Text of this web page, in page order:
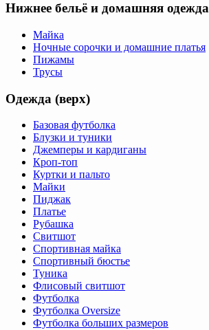
Нижнее бельё и домашняя одежда
Майка
Ночные сорочки и домашние платья
Пижамы
Трусы
Одежда (верх)
Базовая футболка
Блузки и туники
Джемперы и кардиганы
Кроп-топ
Куртки и пальто
Майки
Пиджак
Платье
Рубашка
Свитшот
Спортивная майка
Спортивный бюстье
Туника
Флисовый свитшот
Футболка
Футболка Oversize
Футболка больших размеров